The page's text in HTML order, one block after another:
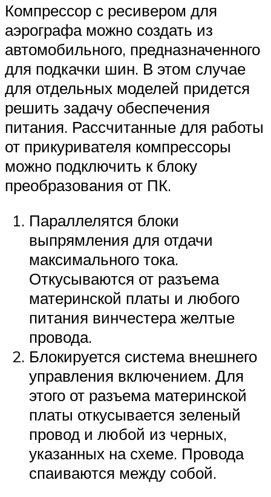
Компрессор с ресивером для
аэрографа можно создать из
автомобильного, предназначенного
для подкачки шин. В этом случае
для отдельных моделей придется
решить задачу обеспечения
питания. Рассчитанные для работы
от прикуривателя компрессоры
можно подключить к блоку
преобразования от ПК.
Параллелятся блоки
выпрямления для отдачи
максимального тока.
Откусываются от разъема
материнской платы и любого
питания винчестера желтые
провода.
Блокируется система внешнего
управления включением. Для
этого от разъема материнской
платы откусывается зеленый
провод и любой из черных,
указанных на схеме. Провода
спаиваются между собой.